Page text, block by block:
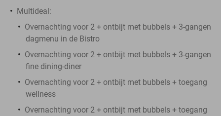
Multideal:
Overnachting voor 2 + ontbijt met bubbels + 3-gangen
dagmenu in de Bistro
Overnachting voor 2 + ontbijt met bubbels + 3-gangen
fine dining-diner
Overnachting voor 2 + ontbijt met bubbels + toegang
wellness
Overnachting voor 2 + ontbijt met bubbels + toegang